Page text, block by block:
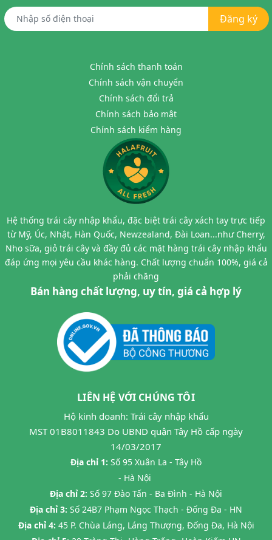
Đăng ký
Chính sách thanh toán
Chính sách vận chuyển
Chính sách đổi trả
Chính sách bảo mật
Chính sách kiểm hàng
Hệ thống trái cây nhập khẩu, đặc biệt trái cây xách tay trực tiếp
từ Mỹ, Úc, Nhật, Hàn Quốc, Newzealand, Đài Loan...như Cherry,
Nho sữa, giỏ trái cây và đầy đủ các mặt hàng trái cây nhập khẩu
đáp ứng mọi yêu cầu khác hàng. Chất lượng chuẩn 100%, giá cả
phải chăng
Bán hàng chất lượng, uy tín, giá cả hợp lý
LIÊN HỆ VỚI CHÚNG TÔI
Hộ kinh doanh: Trái cây nhập khẩu
MST 01B8011843 Do UBND quận Tây Hồ cấp ngày
14/03/2017
Địa chỉ 1: Số 95 Xuân La - Tây Hồ
- Hà Nội
Địa chỉ 2: Số 97 Đào Tấn - Ba Đình - Hà Nội
Địa chỉ 3: Số 24B7 Phạm Ngọc Thạch - Đống Đa - HN
Địa chỉ 4: 45 P. Chùa Láng, Láng Thượng, Đống Đa, Hà Nội